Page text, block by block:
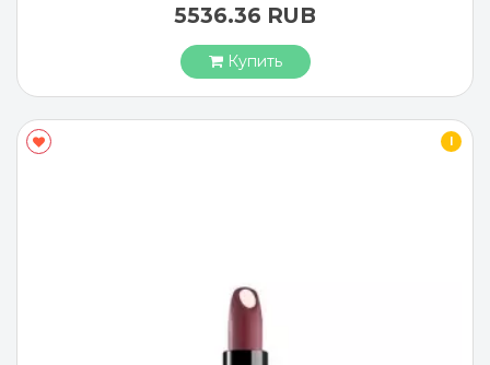
5536.36 RUB
Купить
I